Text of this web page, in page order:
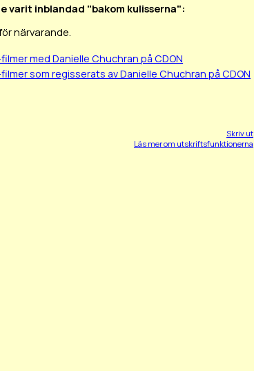
varit inblandad "bakom kulisserna":
närvarande.
med Danielle Chuchran på CDON
som regisserats av Danielle Chuchran på CDON
Skriv ut
Läs mer om utskriftsfunktionerna